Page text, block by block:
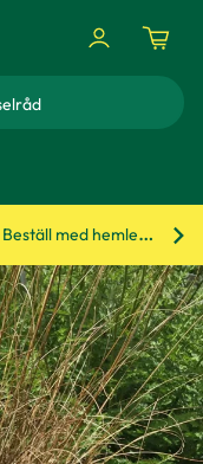
Beställ med hemleverans!